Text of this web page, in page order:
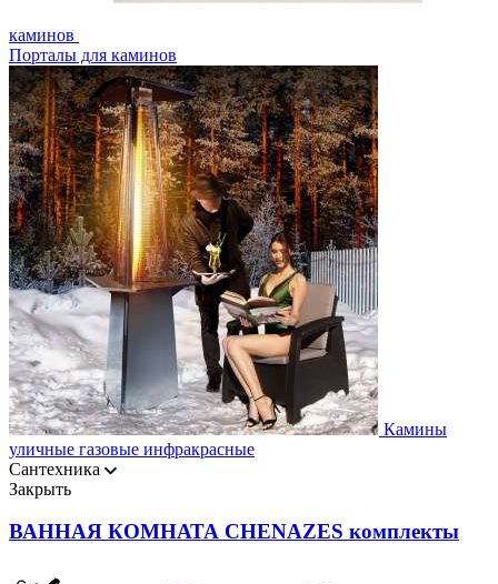
каминов
Порталы для каминов
Камины
уличные газовые инфракрасные
Сантехника
Закрыть
ВАННАЯ КОМНАТА CHENAZES комплекты